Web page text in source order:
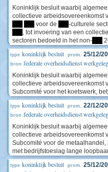
Koninklijk besluit waarbij
collectieve arbeidsovereenkomst
voor de -culturele
, tot invoering van een
sectoren bedoeld in het non-
type koninklijk besluit prom. 25/12/
bron federale overheidsdienst
Koninklijk besluit waarbij
collectieve arbeidsovereenkomst
Subcomité voor het koetswerk,
type koninklijk besluit prom. 22/12/
bron federale overheidsdienst
Koninklijk besluit waarbij
collectieve arbeidsovereenkomst
Subcomité voor de
met bedrijfstoeslag lange
type koninklijk besluit prom. 25/12/